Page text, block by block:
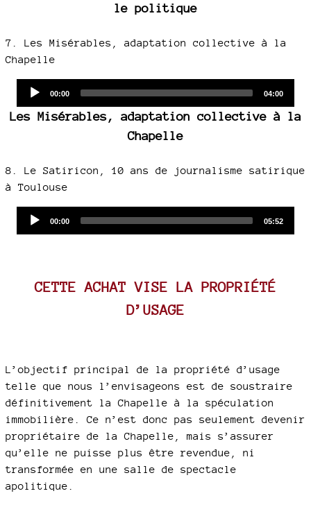
le politique
7. Les Misérables, adaptation collective à la
Chapelle
Audio
Current
00:00
Total
04:00
Les Misérables, adaptation collective à la
Chapelle
8. Le Satiricon, 10 ans de journalisme satirique
à Toulouse
Audio
Current
00:00
Total
05:52
CETTE ACHAT VISE LA PROPRIÉTÉ
D’USAGE
L’objectif principal de la propriété d’usage
telle que nous l’envisageons est de soustraire
définitivement la Chapelle à la spéculation
immobilière. Ce n’est donc pas seulement devenir
propriétaire de la Chapelle, mais s’assurer
qu’elle ne puisse plus être revendue, ni
transformée en une salle de spectacle
apolitique.